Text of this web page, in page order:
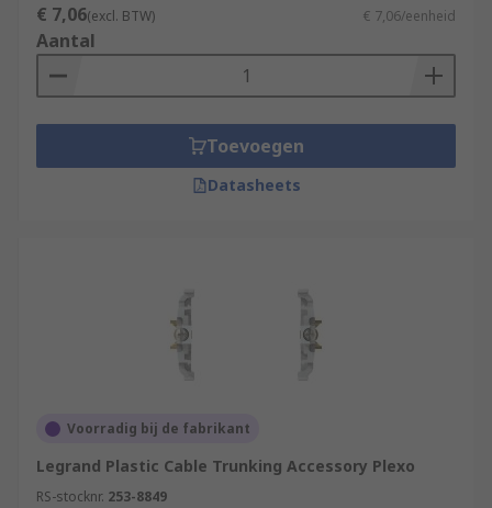
€ 7,06(excl. BTW) € 7,06/eenheid
Aantal
Toevoegen
Datasheets
Voorradig bij de fabrikant
Legrand Plastic Cable Trunking Accessory Plexo
RS-stocknr. 253-8849